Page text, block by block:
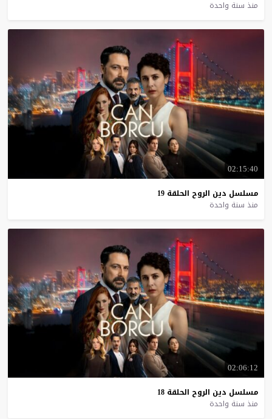
منذ سنة واحدة
02:15:40
مسلسل دين الروح الحلقة 19
منذ سنة واحدة
02:06:12
مسلسل دين الروح الحلقة 18
منذ سنة واحدة